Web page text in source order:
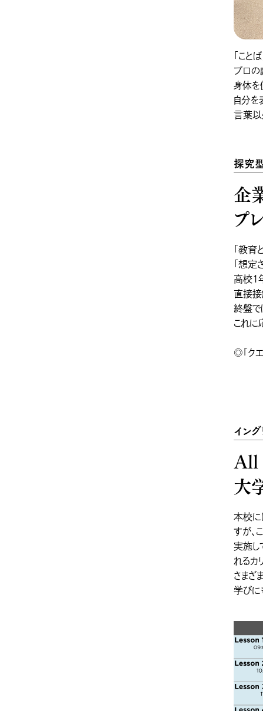
「こと
プロの
身体を
自分を
言葉以
探究
企
プ
「教育
「想定
高校1
直接接
終盤で
これに
◎「ク
イング
All
大
本校に
すが、
実施し
れるカ
さまざ
学びに